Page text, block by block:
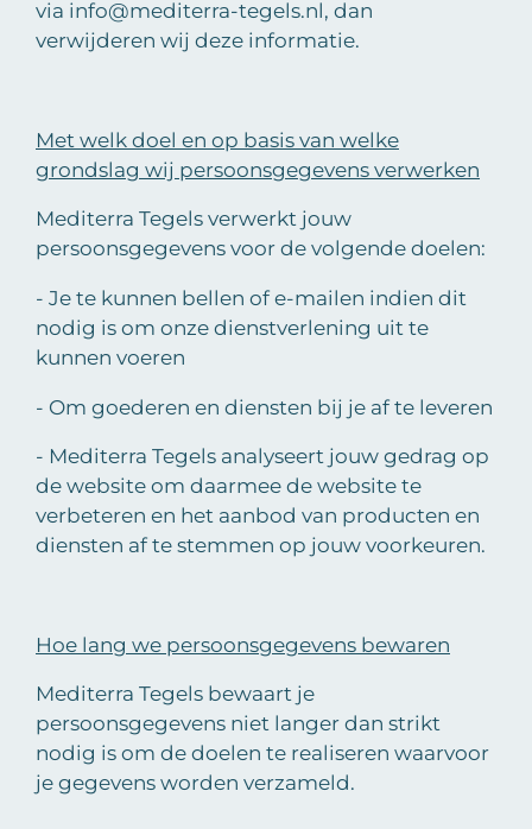
via info@mediterra-tegels.nl, dan
verwijderen wij deze informatie.
Met welk doel en op basis van welke
grondslag wij persoonsgegevens verwerken
Mediterra Tegels verwerkt jouw
persoonsgegevens voor de volgende doelen:
- Je te kunnen bellen of e-mailen indien dit
nodig is om onze dienstverlening uit te
kunnen voeren
- Om goederen en diensten bij je af te leveren
- Mediterra Tegels analyseert jouw gedrag op
de website om daarmee de website te
verbeteren en het aanbod van producten en
diensten af te stemmen op jouw voorkeuren.
Hoe lang we persoonsgegevens bewaren
Mediterra Tegels bewaart je
persoonsgegevens niet langer dan strikt
nodig is om de doelen te realiseren waarvoor
je gegevens worden verzameld.